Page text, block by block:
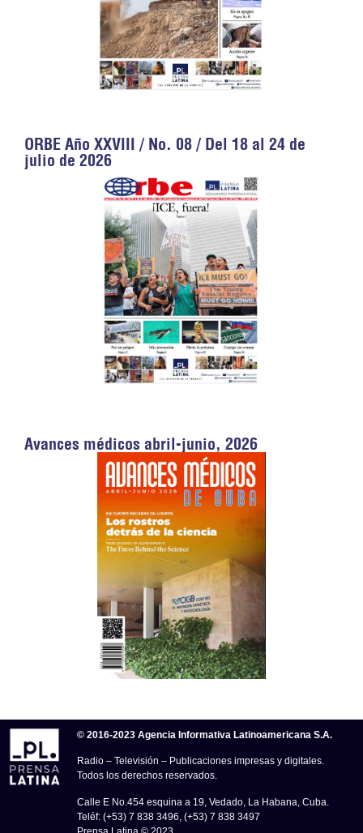
ORBE Año XXVIII / No. 08 / Del 18 al 24 de
julio de 2026
Avances médicos abril-junio, 2026
© 2016-2023 Agencia Informativa Latinoamericana S.A.
Radio – Televisión – Publicaciones impresas y digitales.
Todos los derechos reservados.
Calle E No.454 esquina a 19, Vedado, La Habana, Cuba.
Teléf: (+53) 7 838 3496, (+53) 7 838 3497